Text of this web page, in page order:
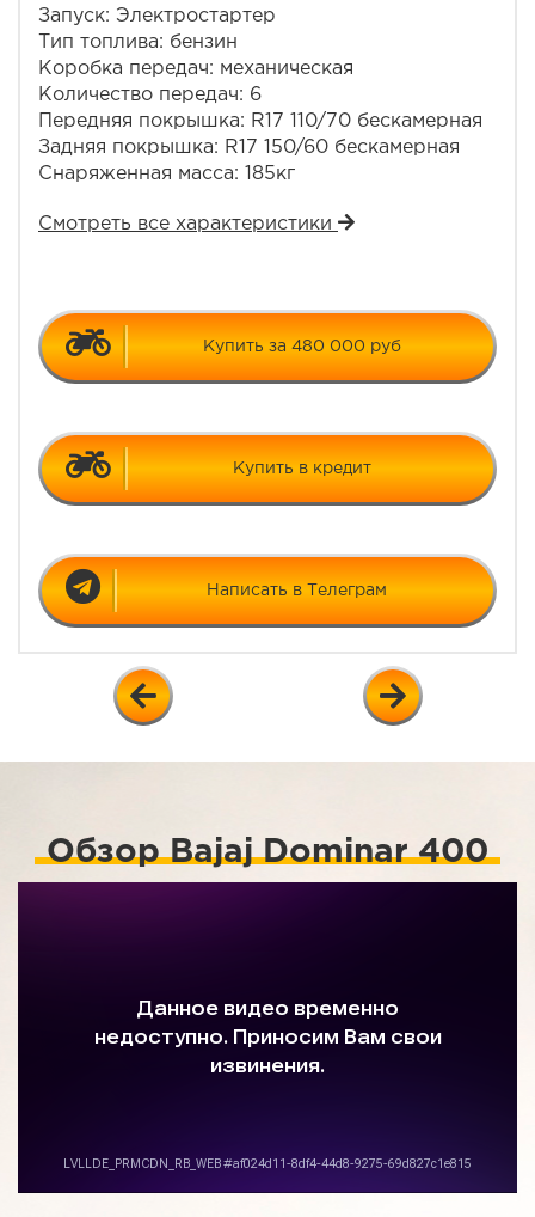
Запуск: Электростартер
Тип топлива: бензин
Коробка передач: механическая
Количество передач: 6
Передняя покрышка: R17 110/70 бескамерная
Задняя покрышка: R17 150/60 бескамерная
Снаряженная масса: 185кг
Смотреть все характеристики
Купить за 480 000 руб
Купить в кредит
Написать в Телеграм
Обзор Bajaj Dominar 400